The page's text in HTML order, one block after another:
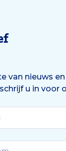
van nieuws
u in voor